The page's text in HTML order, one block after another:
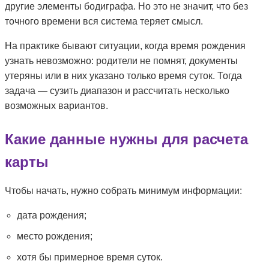
другие элементы бодиграфа. Но это не значит, что без
точного времени вся система теряет смысл.
На практике бывают ситуации, когда время рождения
узнать невозможно: родители не помнят, документы
утеряны или в них указано только время суток. Тогда
задача — сузить диапазон и рассчитать несколько
возможных вариантов.
Какие данные нужны для расчета
карты
Чтобы начать, нужно собрать минимум информации:
дата рождения;
место рождения;
хотя бы примерное время суток.